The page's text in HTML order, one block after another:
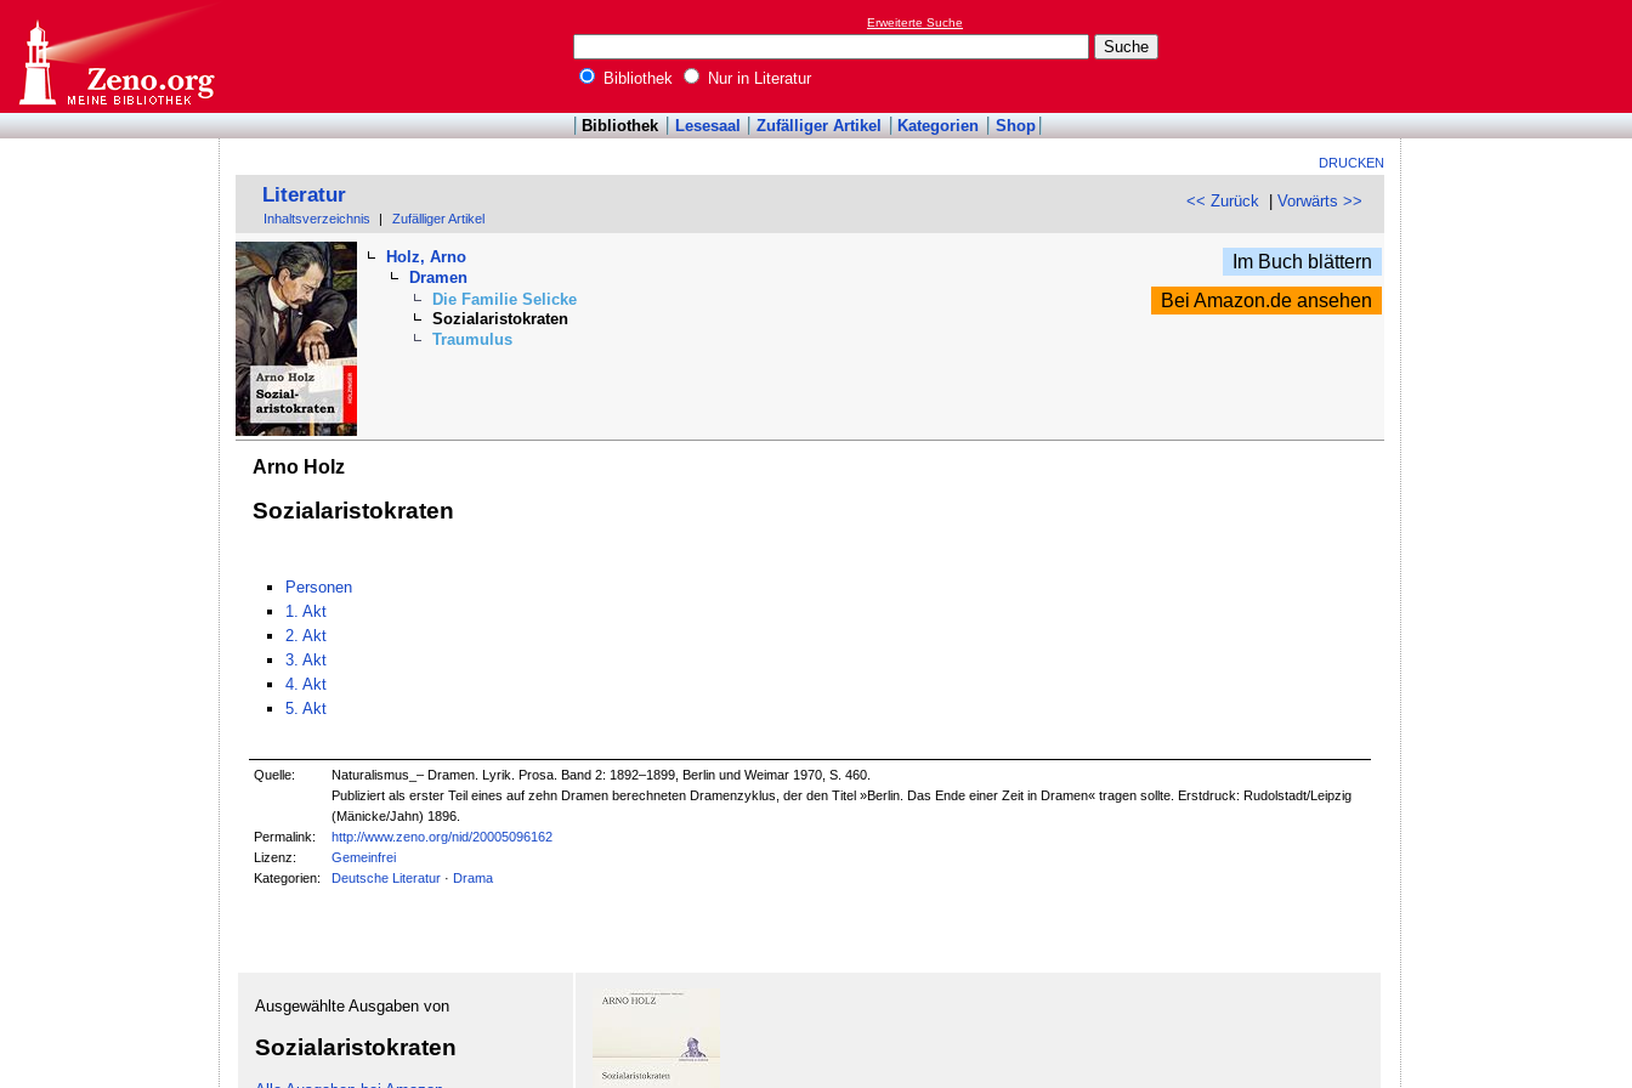
Erweiterte Suche
Bibliothek Nur in Literatur
Bibliothek Lesesaal Zufälliger Artikel Kategorien Shop
DRUCKEN
<< Zurück |Vorwärts >>
Literatur
Inhaltsverzeichnis Zufälliger Artikel
Holz, Arno
Dramen
Die Familie Selicke
Sozialaristokraten
Traumulus
Im Buch blättern
Bei Amazon.de ansehen
Arno Holz
Sozialaristokraten
Personen
1. Akt
2. Akt
3. Akt
4. Akt
5. Akt
Quelle:
Naturalismus_– Dramen. Lyrik. Prosa. Band 2: 1892–1899, Berlin und Weimar 1970, S. 460.
Publiziert als erster Teil eines auf zehn Dramen berechneten Dramenzyklus, der den Titel »Berlin. Das Ende einer Zeit in Dramen« tragen sollte. Erstdruck: Rudolstadt/Leipzig
(Mänicke/Jahn) 1896.
Permalink:
http://www.zeno.org/nid/20005096162
Lizenz:
Gemeinfrei
Kategorien:
Deutsche Literatur · Drama
Ausgewählte Ausgaben von
Sozialaristokraten